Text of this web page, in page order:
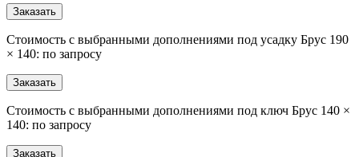
Заказать
Стоимость с выбранными дополнениями под усадку Брус 190
× 140: по запросу
Заказать
Стоимость с выбранными дополнениями под ключ Брус 140 ×
140: по запросу
Заказать